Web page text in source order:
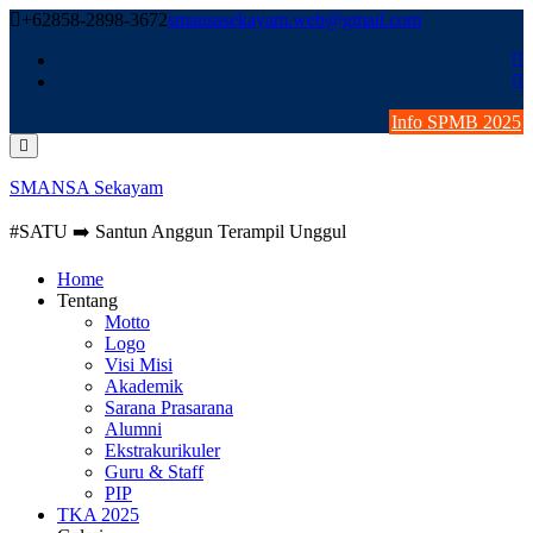
Skip
content
+62858-2898-3672smansasekayam.web@gmail.com
Info SPMB 2025
SMANSA Sekayam
#SATU ➡️ Santun Anggun Terampil Unggul
Home
Tentang
Motto
Logo
Visi Misi
Akademik
Sarana Prasarana
Alumni
Ekstrakurikuler
Guru & Staff
PIP
TKA 2025